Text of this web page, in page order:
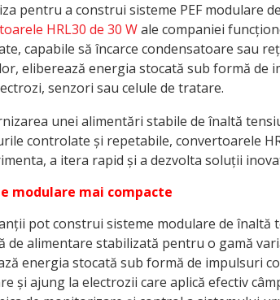
pentru a construi sisteme PEF modulare
HRL30 de 30 Wale companiei
capabile să încarce condensatoare sau
eliberează energia stocată sub formă
senzori sau celule de tratare.
unei alimentări stabile de înaltă
controlate și repetabile, convertoarele
a itera rapid și a dezvolta soluții
modulare mai compacte
pot construi sisteme modulare de
de alimentare stabilizată pentru o gamă
energia stocată sub formă de impulsuri
și ajung la electrozii care aplică efectiv